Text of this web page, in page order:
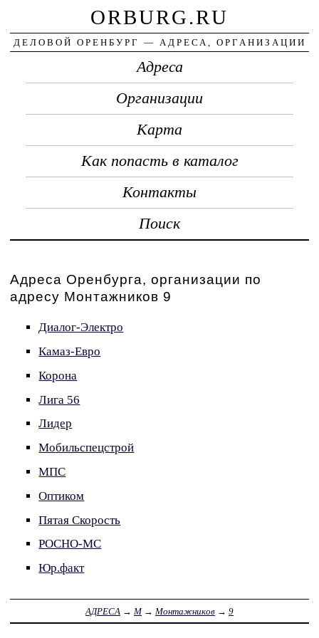
ORBURG.RU
ДЕЛОВОЙ ОРЕНБУРГ — АДРЕСА, ОРГАНИЗАЦИИ
Адреса
Организации
Карта
Как попасть в каталог
Контакты
Поиск
Адреса Оренбурга, организации по
адресу Монтажников 9
Диалог-Электро
Камаз-Евро
Корона
Лига 56
Лидер
Мобильспецстрой
МПС
Оптиком
Пятая Скорость
РОСНО-МС
Юр.факт
АДРЕСА → М→ Монтажников → 9